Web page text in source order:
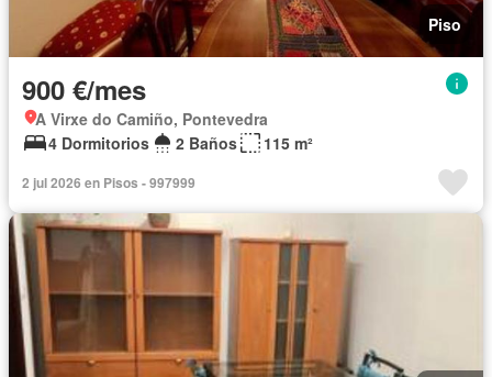
Piso
900 €/mes
A Virxe do Camiño, Pontevedra
4 Dormitorios
2 Baños 115 m²
2 jul 2026 en Pisos - 997999